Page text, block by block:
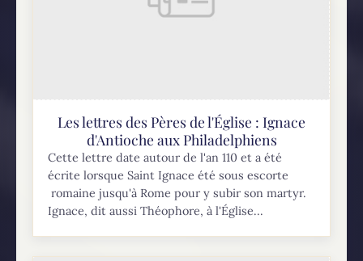
Les lettres des Pères de l'Église : Ignace
d'Antioche aux Philadelphiens
Cette lettre date autour de l'an 110 et a été
écrite lorsque Saint Ignace été sous escorte
romaine jusqu'à Rome pour y subir son martyr.
Ignace, dit aussi Théophore, à l'Église...